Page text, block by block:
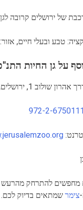
של ירושלים קרובה
טבע ובעלי חיים, אזור:
על גן החיות
ירושלים, ירושלים והסביבה, טבע ובעלי חיים
להתרחק מהרעש
צימר שמתאים בדיוק לכם.